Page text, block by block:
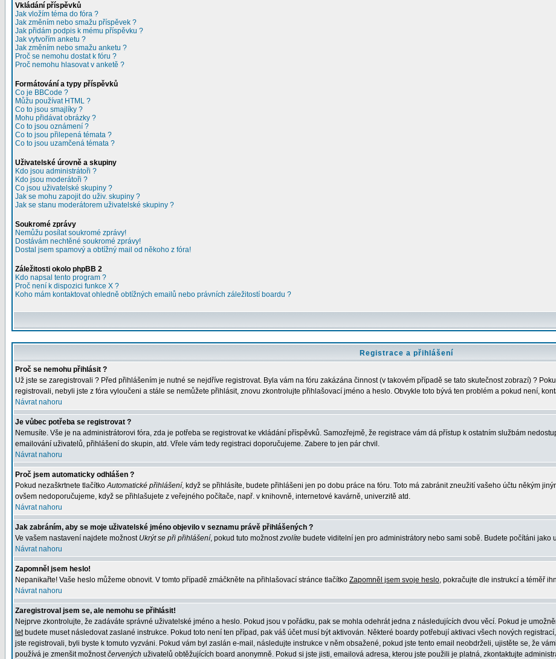
Vkládání příspěvků
Jak vložím téma do fóra ?
Jak změním nebo smažu příspěvek ?
Jak přidám podpis k mému příspěvku ?
Jak vytvořím anketu ?
Jak změním nebo smažu anketu ?
Proč se nemohu dostat k fóru ?
Proč nemohu hlasovat v anketě ?
Formátování a typy příspěvků
Co je BBCode ?
Můžu používat HTML ?
Co to jsou smajlíky ?
Mohu přidávat obrázky ?
Co to jsou oznámení ?
Co to jsou přilepená témata ?
Co to jsou uzamčená témata ?
Uživatelské úrovně a skupiny
Kdo jsou administrátoři ?
Kdo jsou moderátoři ?
Co jsou uživatelské skupiny ?
Jak se mohu zapojit do uživ. skupiny ?
Jak se stanu moderátorem uživatelské skupiny ?
Soukromé zprávy
Nemůžu posílat soukromé zprávy!
Dostávám nechtěné soukromé zprávy!
Dostal jsem spamový a obtížný mail od někoho z fóra!
Záležitosti okolo phpBB 2
Kdo napsal tento program ?
Proč není k dispozici funkce X ?
Koho mám kontaktovat ohledně obtížných emailů nebo právních záležitostí boardu ?
Registrace a přihlášení
Proč se nemohu přihlásit ?
Už jste se zaregistrovali ? Před přihlášením je nutné se nejdříve registrovat. Byla vám na fóru zakázána činnost (v takovém případě se tato skutečnost zobrazí) ?
registrovali, nebyli jste z fóra vyloučeni a stále se nemůžete přihlásit, znovu zkontrolujte přihlašovací jméno a heslo. Obvykle toto bývá ten problém a pokud není,
Návrat nahoru
Je vůbec potřeba se registrovat ?
Nemusíte. Vše je na administrátorovi fóra, zda je potřeba se registrovat ke vkládání příspěvků. Samozřejmě, že registrace vám dá přístup k ostatním službám
emailování uživatelů, přihlášení do skupin, atd. Vřele vám tedy registraci doporučujeme. Zabere to jen pár chvil.
Návrat nahoru
Proč jsem automaticky odhlášen ?
Pokud nezaškrtnete tlačítkoAutomatické přihlášení, když se přihlásíte, budete přihlášeni jen po dobu práce na fóru. Toto má zabránit zneužití vašeho účtu někým
ovšem nedoporučujeme, když se přihlašujete z veřejného počítače, např. v knihovně, internetové kavárně, univerzitě atd.
Návrat nahoru
Jak zabráním, aby se moje uživatelské jméno objevilo v seznamu právě přihlášených ?
Ve vašem nastavení najdete možnost Ukrýt se při přihlášení, pokud tuto možnostzvolíte budete viditelní jen pro administrátory nebo sami sobě. Budete počítáni jako
Návrat nahoru
Zapomněl jsem heslo!
Nepanikařte! Vaše heslo můžeme obnovit. V tomto případě zmáčkněte na přihlašovací stránce tlačítko Zapomněl jsem svoje heslo, pokračujte dle instrukcí a téměř
Návrat nahoru
Zaregistroval jsem se, ale nemohu se přihlásit!
Nejprve zkontrolujte, že zadáváte správné uživatelské jméno a heslo. Pokud jsou v pořádku, pak se mohla odehrát jedna z následujících dvou věcí. Pokud je
letbudete muset následovat zaslané instrukce. Pokud toto není ten případ, pak váš účet musí být aktivován. Některé boardy potřebují aktivaci všech nových
jste registrovali, byli byste k tomuto vyzváni. Pokud vám byl zaslán e-mail, následujte instrukce v něm obsažené, pokud jste tento email neobdrželi, ujistěte se, že
používá je zmenšit možnostčervených uživatelů obtěžujících board anonymně. Pokud si jste jisti, emailová adresa, kterou jste použili je platná, zkontaktujte